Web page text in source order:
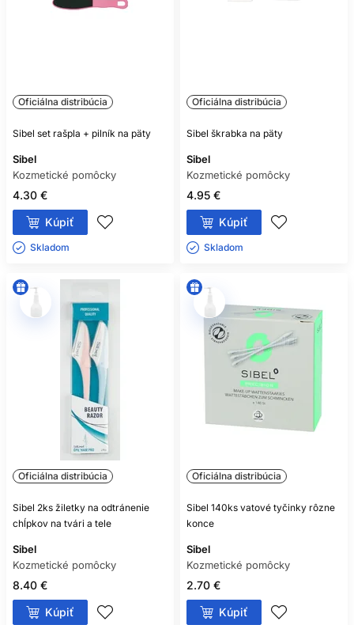
Oficiálna distribúcia
Sibel set rašpla + pilník na päty
Sibel
Kozmetické pomôcky
4.30 €
Kúpiť
Skladom ㅤ
Oficiálna distribúcia
Sibel škrabka na päty
Sibel
Kozmetické pomôcky
4.95 €
Kúpiť
Skladom ㅤ
Oficiálna distribúcia
Sibel 2ks žiletky na odtránenie
chĺpkov na tvári a tele
Sibel
Kozmetické pomôcky
8.40 €
Kúpiť
Oficiálna distribúcia
Sibel 140ks vatové tyčinky rôzne
konce
Sibel
Kozmetické pomôcky
2.70 €
Kúpiť